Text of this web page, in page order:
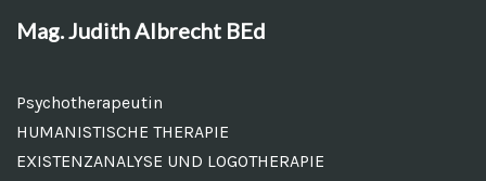
Mag. Judith Albrecht BEd
Psychotherapeutin
HUMANISTISCHE THERAPIE
EXISTENZANALYSE UND LOGOTHERAPIE